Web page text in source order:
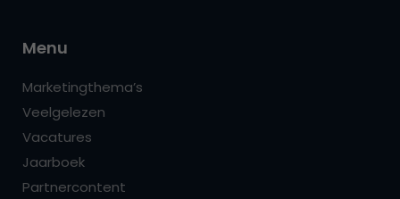
Menu
Marketingthema’s
Veelgelezen
Vacatures
Jaarboek
Partnercontent